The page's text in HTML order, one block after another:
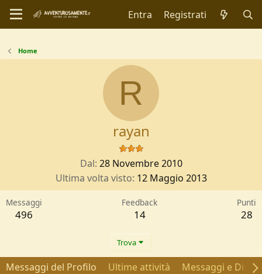
Entra Registrati
Home
R
rayan
Dal 28 Novembre 2010
Ultima volta visto 12 Maggio 2013
Messaggi
496
Feedback
14
Punti
28
Trova
Messaggi del Profilo Ultime attività Messaggi e